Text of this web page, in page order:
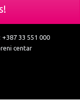
33 551 000
centar